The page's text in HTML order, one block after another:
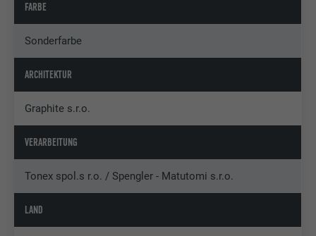
FARBE
Sonderfarbe
ARCHITEKTUR
Graphite s.r.o.
VERARBEITUNG
Tonex spol.s r.o. / Spengler - Matutomi s.r.o.
LAND